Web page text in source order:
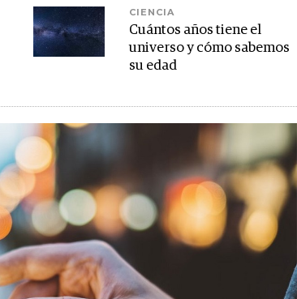
CIENCIA
Cuántos años tiene el
universo y cómo sabemos
su edad